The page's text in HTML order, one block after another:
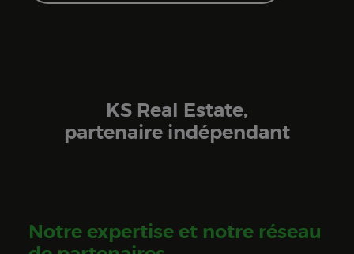
KS Real Estate,
partenaire indépendant
Notre expertise et notre réseau